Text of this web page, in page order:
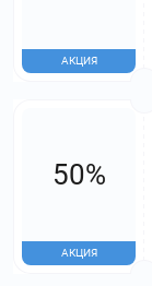
АКЦИЯ
50%
АКЦИЯ